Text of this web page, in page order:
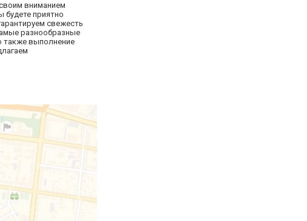
вниманием
будете приятно
свежесть
разнообразные
также выполнение